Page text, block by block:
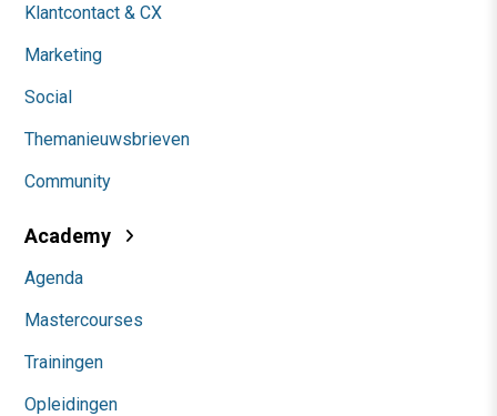
Klantcontact & CX
Marketing
Social
Themanieuwsbrieven
Community
Academy
Agenda
Mastercourses
Trainingen
Opleidingen